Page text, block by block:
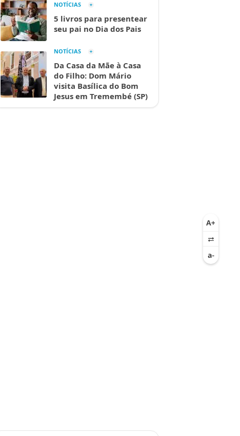
NOTÍCIAS
5 livros para presentear
seu pai no Dia dos Pais
NOTÍCIAS
Da Casa da Mãe à Casa
do Filho: Dom Mário
visita Basílica do Bom
Jesus em Tremembé (SP)